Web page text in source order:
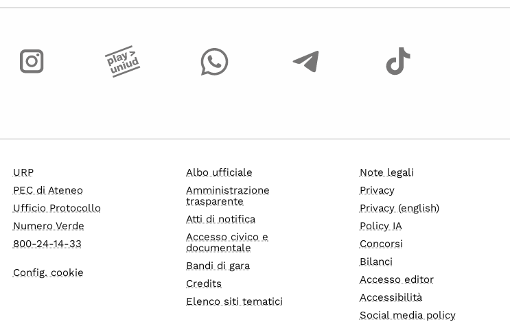
URP
PEC di Ateneo
Ufficio Protocollo
Numero Verde
800-24-14-33
Config. cookie
Albo ufficiale
Amministrazione
trasparente
Atti di notifica
Accesso civico e
documentale
Bandi di gara
Credits
Elenco siti tematici
Note legali
Privacy
Privacy (english)
Policy IA
Concorsi
Bilanci
Accesso editor
Accessibilità
Social media policy